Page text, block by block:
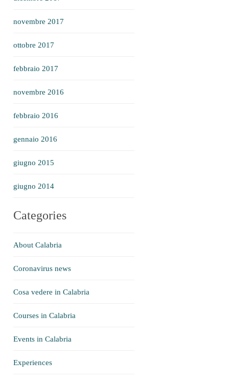
novembre 2017
ottobre 2017
febbraio 2017
novembre 2016
febbraio 2016
gennaio 2016
giugno 2015
giugno 2014
Categories
About Calabria
Coronavirus news
Cosa vedere in Calabria
Courses in Calabria
Events in Calabria
Experiences